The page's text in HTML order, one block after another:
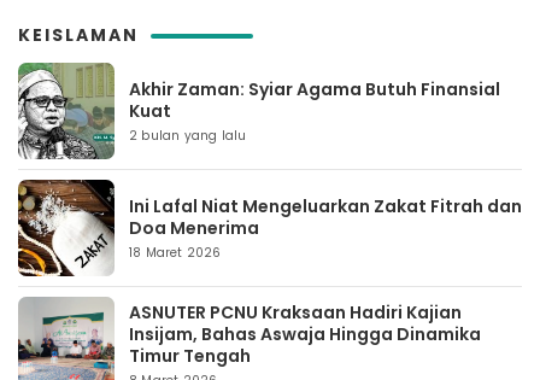
KEISLAMAN
Akhir Zaman: Syiar Agama Butuh Finansial
Kuat
2 bulan yang lalu
Ini Lafal Niat Mengeluarkan Zakat Fitrah dan
Doa Menerima
18 Maret 2026
ASNUTER PCNU Kraksaan Hadiri Kajian
Insijam, Bahas Aswaja Hingga Dinamika
Timur Tengah